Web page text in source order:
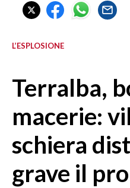
CAGLIARI
SULCIS IGLESIENTE
SASSARI E PROVINCIA
GALLURA
OGLIASTRA
L’ESPLOSIONE
Terralba,
macerie:
schiera
grave il